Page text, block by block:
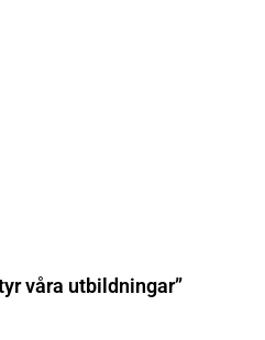
våra utbildningar”